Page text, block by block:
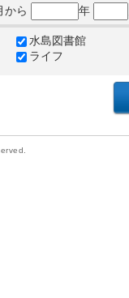
から 年
水島図書館
ライフ